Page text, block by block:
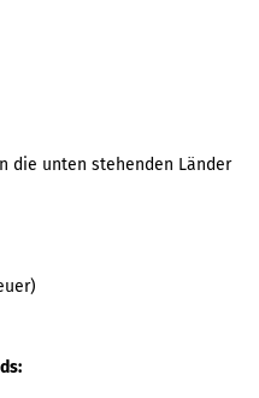
die unten stehenden Länder
: